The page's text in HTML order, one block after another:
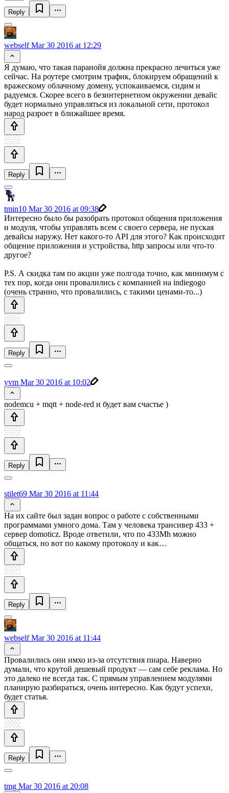
Reply
webselfMar 30 2016 at 12:29
Я думаю, что такая паранойя должна прекрасно лечиться уже
сейчас. На роутере смотрим трафик, блокируем обращений к
вражескому облачному домену, успокаиваемся, сидим и
радуемся. Скорее всего в безинтернетном окружении девайс
будет нормально управляться из локальной сети, протокол
народ разроет в ближайшее время.
Reply
tmin10 Mar 30 2016 at 09:38
Интересно было бы разобрать протокол общения приложения
и модуля, чтобы управлять всем с своего сервера, не пуская
девайсы наружу. Нет какого-то API для этого? Как происходит
общение приложения и устройства, http запросы или что-то
другое?
P.S. А скидка там по акции уже полгода точно, как минимум с
тех пор, когда они провалились с компанией на indiegogo
(очень странно, что провалились, с такими ценами-то...)
Reply
yvm Mar 30 2016 at 10:02
nodemcu + mqtt + node-red и будет вам счастье )
Reply
stilet69 Mar 30 2016 at 11:44
На их сайте был задан вопрос о работе с собственными
программами умного дома. Там у человека трансивер 433 +
сервер domoticz. Вроде ответили, что по 433Mh можно
общаться, но вот по какому протоколу и как…
Reply
webselfMar 30 2016 at 11:44
Провалились они имхо из-за отсутствия пиара. Наверно
думали, что крутой дешевый продукт — сам себе реклама. Но
это далеко не всегда так. С прямым управлением модулями
планирую разбираться, очень интересно. Как будут успехи,
будет статья.
Reply
tmg Mar 30 2016 at 20:08